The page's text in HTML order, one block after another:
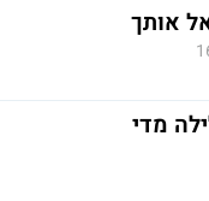
אותך
מדי